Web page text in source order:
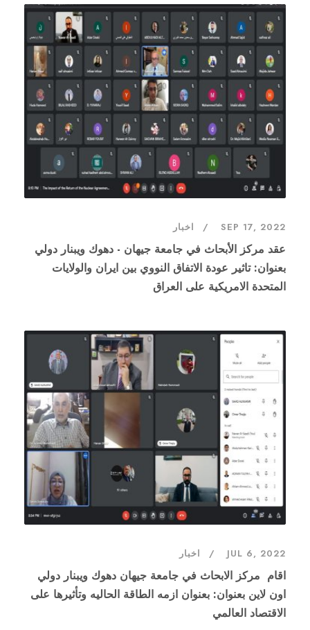
SEP 17, 2022 اخبار
عقد مركز الأبحاث في جامعة جيهان - دهوك ويبنار دولي
بعنوان: تاثير عودة الاتفاق النووي بين ايران والولايات
المتحدة الامريكية على العراق
JUL 6, 2022 اخبار
اقام مركز الابحاث في جامعة جيهان دهوك ويبنار دولي
اون لاين بعنوان: بعنوان ازمه الطاقة الحاليه وتأثيرها على
الاقتصاد العالمي